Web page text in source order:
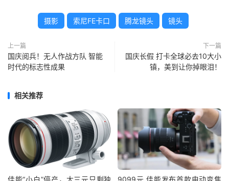
摄影 索尼FE卡口 腾龙镜头 镜头
上一篇
国庆阅兵！无人作战方队 智能
时代的标志性成果
下一篇
国庆长假 打卡全球必去10大小
镇，美到让你掉眼泪！
相关推荐
佳能“小白”停产，大三元只剩独
9099元 佳能发布首款电动变焦